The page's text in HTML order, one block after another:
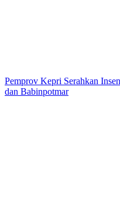
Pemprov Kepri Serahkan
dan Babinpotmar